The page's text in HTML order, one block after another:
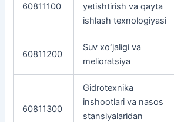
60811100
yetishtirish va qayta
ishlash texnologiyasi
60811200
Suv xoʻjaligi va
melioratsiya
60811300
Gidrotexnika
inshootlari va nasos
stansiyalaridan